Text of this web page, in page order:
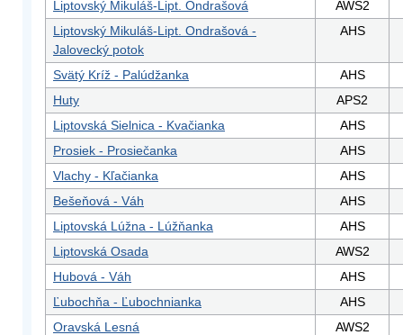
Liptovský Mikuláš-Lipt. Ondrašová
AWS2
Liptovský Mikuláš-Lipt. Ondrašová -
Jalovecký potok
AHS
Svätý Kríž - Palúdžanka
AHS
Huty
APS2
Liptovská Sielnica - Kvačianka
AHS
Prosiek - Prosiečanka
AHS
Vlachy - Kľačianka
AHS
Bešeňová - Váh
AHS
Liptovská Lúžna - Lúžňanka
AHS
Liptovská Osada
AWS2
Hubová - Váh
AHS
Ľubochňa - Ľubochnianka
AHS
Oravská Lesná
AWS2